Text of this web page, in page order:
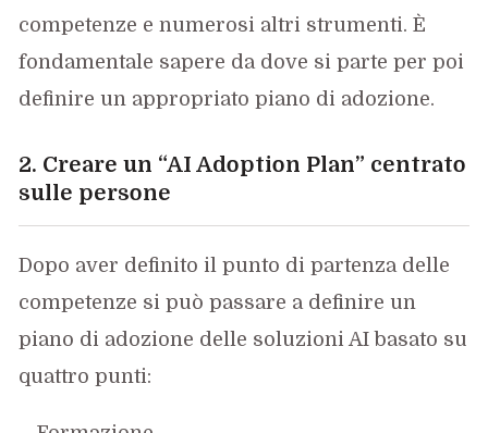
competenze e numerosi altri strumenti. È
fondamentale sapere da dove si parte per poi
definire un appropriato piano di adozione.
2. Creare un “AI Adoption Plan” centrato
sulle persone
Dopo aver definito il punto di partenza delle
competenze si può passare a definire un
piano di adozione delle soluzioni AI basato su
quattro punti: